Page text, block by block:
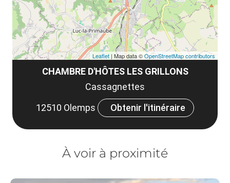
CHAMBRE D'HÔTES LES GRILLONS
Cassagnettes
12510 Olemps
Obtenir l'itinéraire
Leaflet | Map data ©OpenStreetMap contributors
À voir à proximité